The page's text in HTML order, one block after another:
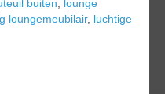
buiten
lounge
loungemeubilair, luchtige